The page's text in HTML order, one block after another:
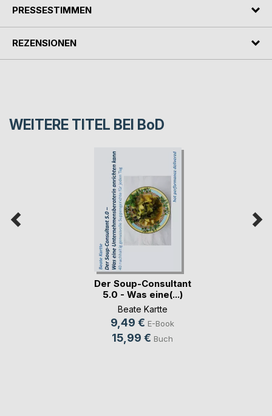
PRESSESTIMMEN
REZENSIONEN
WEITERE TITEL BEI BoD
Der Soup-Consultant
5.0 - Was eine(...)
Beate Kartte
9,49 € E-Book
15,99 € Buch